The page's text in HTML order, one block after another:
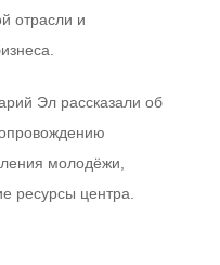
отрасли и
Эл рассказали об
молодёжи,
ресурсы центра.